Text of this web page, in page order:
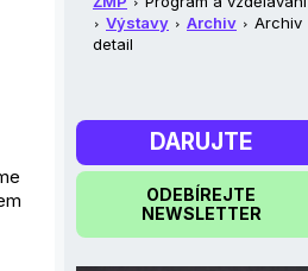
Výstavy
Archiv
Archiv
detail
DARUJTE
ODEBÍREJTE
NEWSLETTER